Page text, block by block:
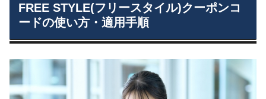
FREE STYLE(フリースタイル)クーポンコ
ードの使い方・適用手順